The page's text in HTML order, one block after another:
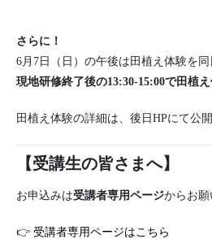
さらに！
6月7日（日）の午後は田植え体験を同
現地研修終了後の13:30-15:00で田植
田植え体験の詳細は、後日HPにて公
【受講生の皆さまへ】
お申込みは受講者専用ページからお願
👉 受講者専用ページはこちら